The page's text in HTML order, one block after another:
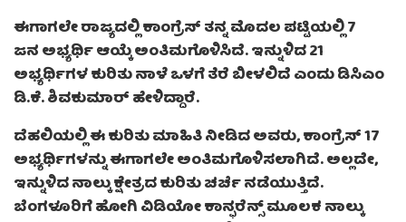
ಈಗಾಗಲೇ ರಾಜ್ಯದಲ್ಲಿ ಕಾಂಗ್ರೆಸ್ ತನ್ನ ಮೊದಲ ಪಟ್ಟಿಯಲ್ಲಿ 7
ಜನ ಅಭ್ಯರ್ಥಿ ಆಯ್ಕೆ ಅಂತಿಮಗೊಳಿಸಿದೆ. ಇನ್ನುಳಿದ 21
ಅಭ್ಯರ್ಥಿಗಳ ಕುರಿತು ನಾಳೆ ಒಳಗೆ ತೆರೆ ಬೀಳಲಿದೆ ಎಂದು ಡಿಸಿಎಂ
ಡಿ.ಕೆ. ಶಿವಕುಮಾರ್ ಹೇಳಿದ್ದಾರೆ.
ದೆಹಲಿಯಲ್ಲಿ ಈ ಕುರಿತು ಮಾಹಿತಿ ನೀಡಿದ ಅವರು, ಕಾಂಗ್ರೆಸ್ 17
ಅಭ್ಯರ್ಥಿಗಳನ್ನು ಈಗಾಗಲೇ ಅಂತಿಮಗೊಳಿಸಲಾಗಿದೆ. ಅಲ್ಲದೇ,
ಇನ್ನುಳಿದ ನಾಲ್ಕು ಕ್ಷೇತ್ರದ ಕುರಿತು ಚರ್ಚೆ ನಡೆಯುತ್ತಿದೆ.
ಬೆಂಗಳೂರಿಗೆ ಹೋಗಿ ವಿಡಿಯೋ ಕಾನ್ಫರೆನ್ಸ್ ಮೂಲಕ ನಾಲ್ಕು